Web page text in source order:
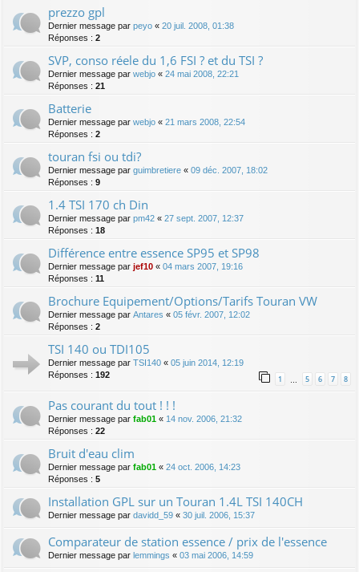
prezzo gpl
Dernier message par peyo « 20 juil. 2008, 01:38
Réponses : 2
SVP, conso réele du 1,6 FSI ? et du TSI ?
Dernier message par webjo « 24 mai 2008, 22:21
Réponses : 21
Batterie
Dernier message par webjo « 21 mars 2008, 22:54
Réponses : 2
touran fsi ou tdi?
Dernier message par guimbretiere « 09 déc. 2007, 18:02
Réponses : 9
1.4 TSI 170 ch Din
Dernier message par pm42 « 27 sept. 2007, 12:37
Réponses : 18
Différence entre essence SP95 et SP98
Dernier message par jef10 « 04 mars 2007, 19:16
Réponses : 11
Brochure Equipement/Options/Tarifs Touran VW
Dernier message par Antares « 05 févr. 2007, 12:02
Réponses : 2
TSI 140 ou TDI105
Dernier message par TSI140 « 05 juin 2014, 12:19
Réponses : 192 1 5 6 7 8
Pas courant du tout ! ! !
Dernier message par fab01 « 14 nov. 2006, 21:32
Réponses : 22
Bruit d'eau clim
Dernier message par fab01 « 24 oct. 2006, 14:23
Réponses : 5
Installation GPL sur un Touran 1.4L TSI 140CH
Dernier message par davidd_59 « 30 juil. 2006, 15:37
Comparateur de station essence / prix de l'essence
Dernier message par lemmings « 03 mai 2006, 14:59